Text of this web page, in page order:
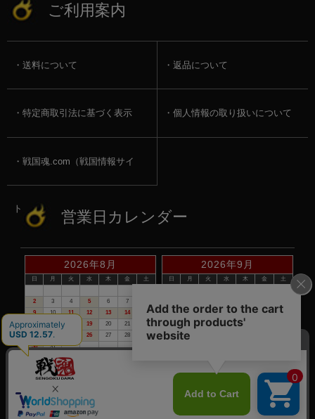
ご利用案内
送料について 返品について
特定商取引法に基づく表示 個人情報の取り扱いについて
戦国魂.com（戦国情報サイ
ト） 営業日カレンダー
2026年8月
日 月 火 水 木 金
土
2
3 4 5 6 7
9
10 11 12 13 14
15
16
17 19 20 21
22
23
24 26 27 28
29
30
31
2026年9月
日 月 火 水 木 金
土
13
14 15 16 17 18
19
20
21 22 23 24
27
28
赤い日付が定休日です。
※定休日は、商品の発送・電話でのお問合せは、お休みさせて頂いて
おりますので予めご了承下さい。